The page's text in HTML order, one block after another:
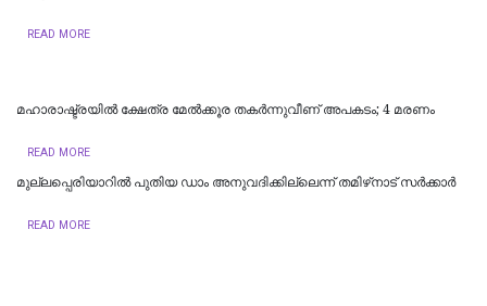
READ MORE
മഹാരാഷ്ട്രയിൽ ക്ഷേത്ര മേൽക്കൂര തകർന്നുവീണ് അപകടം; 4 മരണം
READ MORE
മുല്ലപ്പെരിയാറിൽ പുതിയ ഡാം അനുവദിക്കില്ലെന്ന് തമിഴ്‌നാട് സർക്കാർ
READ MORE